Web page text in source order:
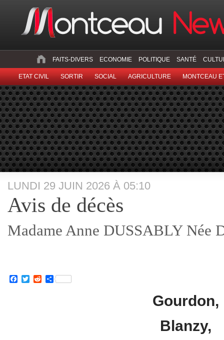
FAITS-DIVERS ECONOMIE POLITIQUE SANTÉ
ETAT CIVIL SORTIR SOCIAL AGRICULTURE MONTCEAU
LUNDI 29 JUIN 2026 À 05:10
Avis de décès
Madame Anne DUSSABLY Née
Facebook
TwitterRedditPartager
Gourdon,
Blanzy,